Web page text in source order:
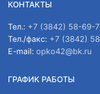
КОНТАКТЫ
Тел.: +7 (3842) 58-69-
Тел./факс: +7 (3842)
E-mail: opko42@bk.ru
ГРАФИК РАБОТЫ